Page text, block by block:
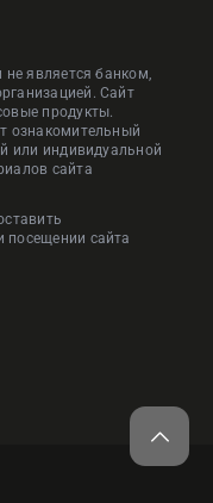
не является банком,
Сайт
продукты.
ознакомительный
или индивидуальной
сайта
посещении сайта